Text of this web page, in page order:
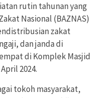
rutin tahunan yang
Nasional (BAZNAS)
zakat
dan janda di
di Komplek Masjid
2024.
tokoh masyarakat,